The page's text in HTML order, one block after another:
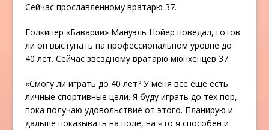
Сейчас прославленному вратарю 37.
Голкипер «Баварии» Мануэль Нойер поведал, готов
ли он выступать на профессиональном уровне до
40 лет. Сейчас звездному вратарю мюнхенцев 37.
«Смогу ли играть до 40 лет? У меня все еще есть
личные спортивные цели. Я буду играть до тех пор,
пока получаю удовольствие от этого. Планирую и
дальше показывать на поле, на что я способен и